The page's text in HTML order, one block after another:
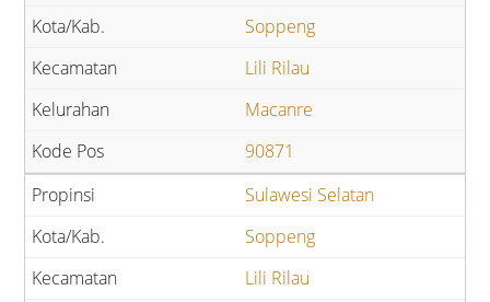
Soppeng
Lili Rilau
Macanre
90871
Sulawesi Selatan
Soppeng
Lili Rilau